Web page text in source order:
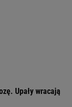
Upały wracają